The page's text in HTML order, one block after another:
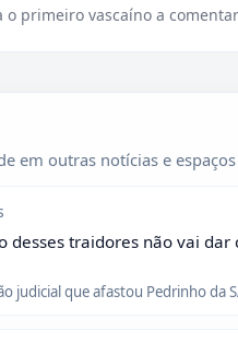
o primeiro vascaíno a
em outras notícias e
desses traidores não vai
judicial que afastou Pedrinho da